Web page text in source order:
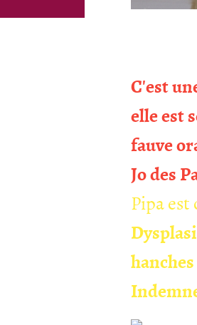
C'est
elle est
fauve
Jo des
Pipa